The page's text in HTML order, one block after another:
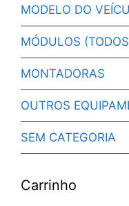
MODELO DO
MÓDULOS
MONTADORAS
OUTROS
SEM CATEGORIA
Carrinho